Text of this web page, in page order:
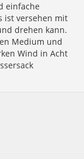
einfache
ist versehen mit
drehen kann.
Medium und
Wind in Acht